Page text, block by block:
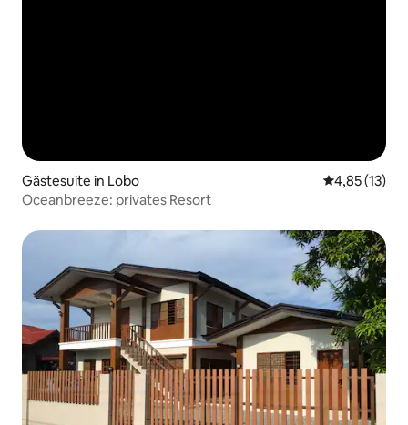
Gästesuite in Lobo
4,85 (13)
Oceanbreeze: privates Resort